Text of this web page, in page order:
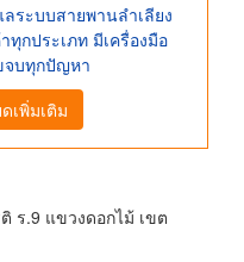
ระบบสายพานลำเลียง
กประเภท มีเครื่องมือ
จบทุกปัญหา
เพิ่มเติม
ร.9 แขวงดอกไม้ เขต